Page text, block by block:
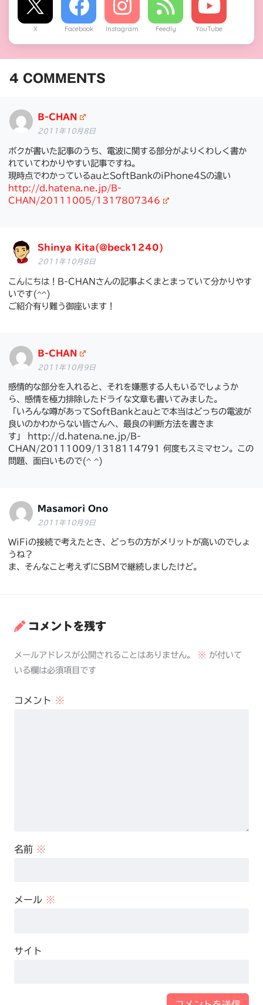
X Facebook Instagram Feedly YouTube
4 COMMENTS
B-CHAN
2011年10月8日
ボクが書いた記事のうち、電波に関する部分がよりくわしく書か
れていてわかりやすい記事ですね。
現時点でわかっているauとSoftBankのiPhone4Sの違い
http://d.hatena.ne.jp/B-
CHAN/20111005/1317807346
Shinya Kita(@beck1240)
2011年10月8日
こんにちは！B-CHANさんの記事よくまとまっていて分かりやす
いです(^^)
ご紹介有り難う御座います！
B-CHAN
2011年10月9日
感情的な部分を入れると、それを嫌悪する人もいるでしょうか
ら、感情を極力排除したドライな文章も書いてみました。
「いろんな噂があってSoftBankとauとで本当はどっちの電波が
良いのかわからない皆さんへ、最良の判断方法を書きま
す」 http://d.hatena.ne.jp/B-
CHAN/20111009/1318114791 何度もスミマセン。この
問題、面白いもので(^ ^)
Masamori Ono
2011年10月9日
WiFiの接続で考えたとき、どっちの方がメリットが高いのでしょ
うね？
ま、そんなこと考えずにSBMで継続しましたけど。
コメントを残す
メールアドレスが公開されることはありません。 ※ が付いて
いる欄は必須項目です
コメント ※
名前 ※
メール ※
サイト